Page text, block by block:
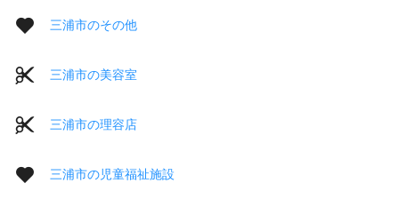
三浦市のその他
三浦市の美容室
三浦市の理容店
三浦市の児童福祉施設